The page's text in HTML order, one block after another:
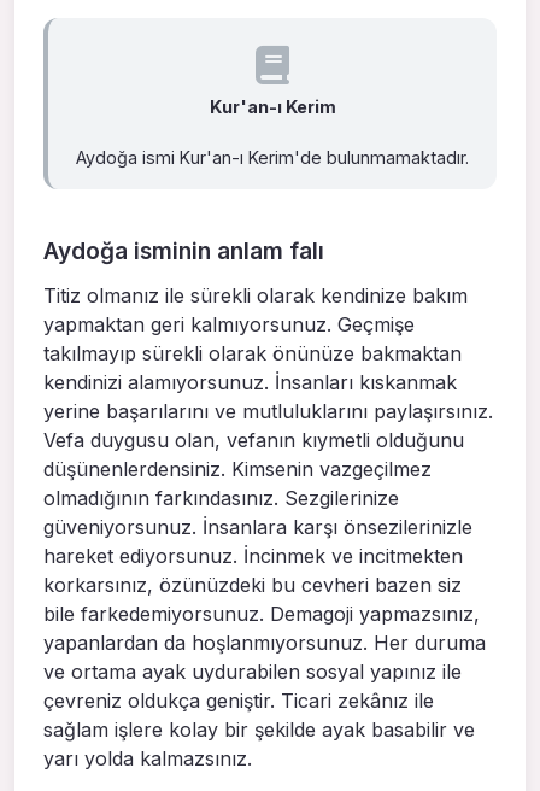
Kur'an-ı Kerim
Aydoğa ismi Kur'an-ı Kerim'de bulunmamaktadır.
Aydoğa isminin anlam falı
Titiz olmanız ile sürekli olarak kendinize bakım
yapmaktan geri kalmıyorsunuz. Geçmişe
takılmayıp sürekli olarak önünüze bakmaktan
kendinizi alamıyorsunuz. İnsanları kıskanmak
yerine başarılarını ve mutluluklarını paylaşırsınız.
Vefa duygusu olan, vefanın kıymetli olduğunu
düşünenlerdensiniz. Kimsenin vazgeçilmez
olmadığının farkındasınız. Sezgilerinize
güveniyorsunuz. İnsanlara karşı önsezilerinizle
hareket ediyorsunuz. İncinmek ve incitmekten
korkarsınız, özünüzdeki bu cevheri bazen siz
bile farkedemiyorsunuz. Demagoji yapmazsınız,
yapanlardan da hoşlanmıyorsunuz. Her duruma
ve ortama ayak uydurabilen sosyal yapınız ile
çevreniz oldukça geniştir. Ticari zekânız ile
sağlam işlere kolay bir şekilde ayak basabilir ve
yarı yolda kalmazsınız.